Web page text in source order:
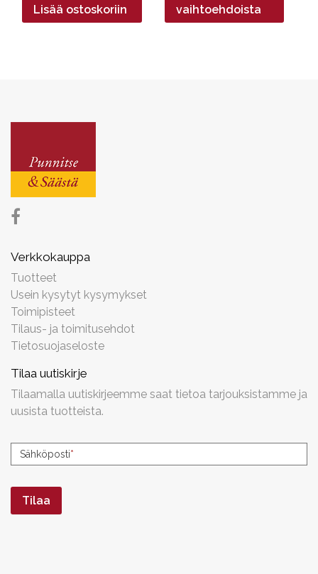
Lisää ostoskoriin
29,90€
vaihtoehdoista
Verkkokauppa
Tuotteet
Usein kysytyt kysymykset
Toimipisteet
Tilaus- ja toimitusehdot
Tietosuojaseloste
Tilaa uutiskirje
Tilaamalla uutiskirjeemme saat tietoa tarjouksistamme ja
uusista tuotteista.
Uutiskirjeen
tilaus
Sähköposti*
Tilaa